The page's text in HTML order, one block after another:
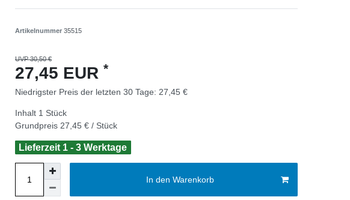
Artikelnummer 35515
UVP 30,50 €
27,45 EUR *
Niedrigster Preis der letzten 30 Tage: 27,45 €
Inhalt 1 Stück
Grundpreis 27,45 € / Stück
Lieferzeit 1 - 3 Werktage
In den Warenkorb